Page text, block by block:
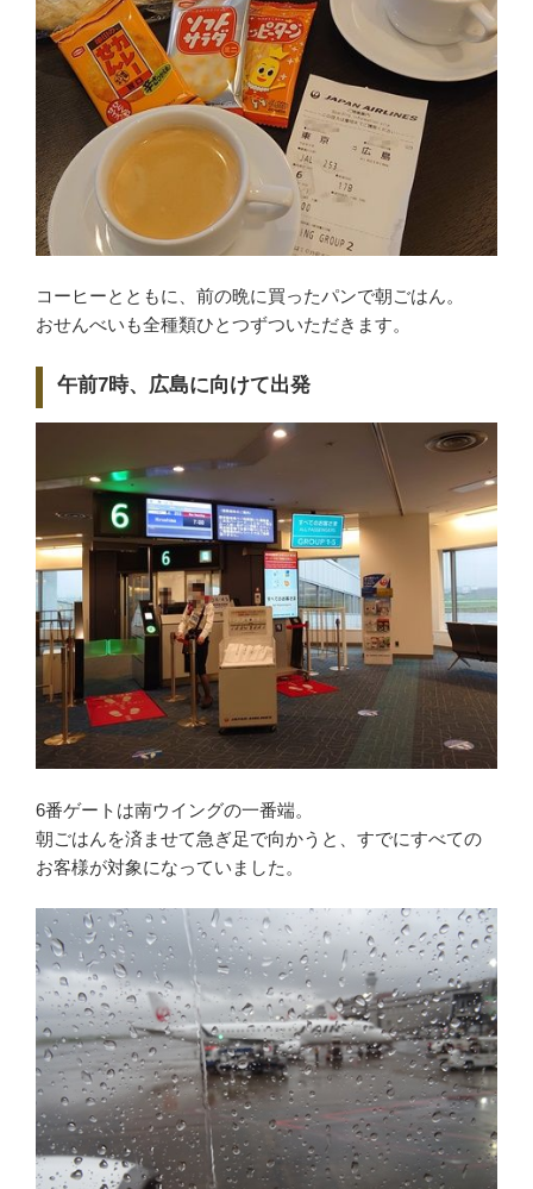
コーヒーとともに、前の晩に買ったパンで朝ごはん。
おせんべいも全種類ひとつずついただきます。
午前7時、広島に向けて出発
6番ゲートは南ウイングの一番端。
朝ごはんを済ませて急ぎ足で向かうと、すでにすべての
お客様が対象になっていました。